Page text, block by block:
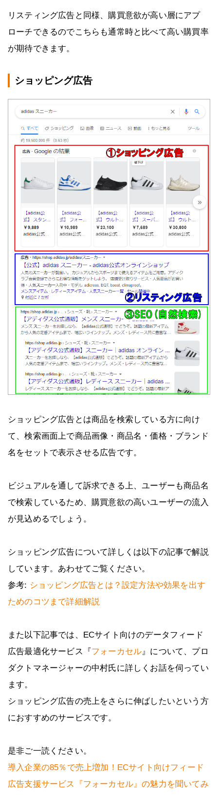
リスティング広告と同様、購買意欲が高い層にアプ
ローチできるのでこちらも通常時と比べて高い購買率
が期待できます。
ショッピング広告
ショッピング広告とは商品を検索している方に向け
て、検索画面上で商品画像・商品名・価格・ブランド
名をセットで表示させる広告です。
ビジュアルを通して訴求できる上、ユーザーも商品名
で検索しているため、購買意欲の高いユーザーの流入
が見込めるでしょう。
ショッピング広告について詳しくは以下の記事で解説
しています。あわせてご覧ください。
参考: ショッピング広告とは？設定方法や効果を出す
ためのコツまで詳細解説
また以下記事では、ECサイト向けのデータフィード
広告最適化サービス『フォーカセル』について、プロ
ダクトマネージャーの中村氏に詳しくお話を伺ってい
ます。
ショッピング広告の売上をさらに伸ばしたいという方
におすすめのサービスです。
是非ご一読ください。
導入企業の85％で売上増加！ECサイト向けフィード
広告支援サービス『フォーカセル』の魅力を聞いてみ